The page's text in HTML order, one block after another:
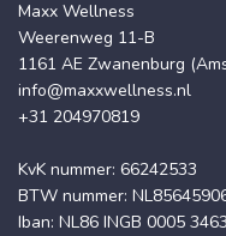
Maxx Wellness
Weerenweg 11-B
1161 AE Zwanenburg
info@maxxwellness.nl
+31 204970819
KvK nummer: 66242533
BTW nummer:
Iban: NL86 INGB 0005